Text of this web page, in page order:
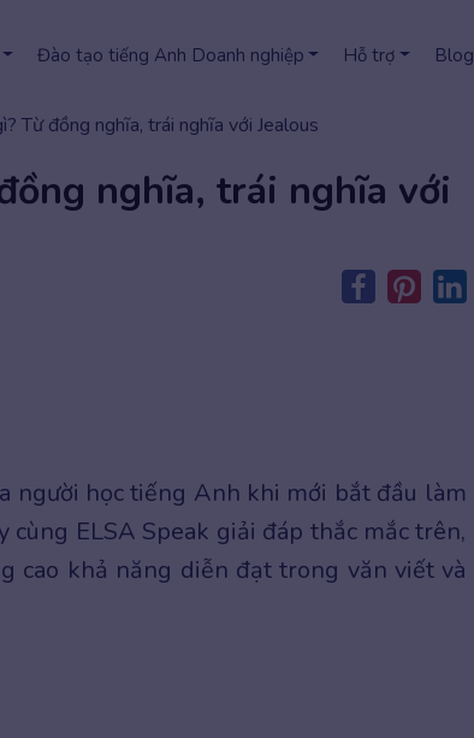
Đào tạo tiếng Anh Doanh nghiệp Hỗ trợ Blog
Từ đồng nghĩa, trái nghĩa với Jealous
nghĩa, trái nghĩa với
người học tiếng Anh khi mới bắt đầu làm
ELSA Speak giải đáp thắc mắc trên,
cao khả năng diễn đạt trong văn viết và